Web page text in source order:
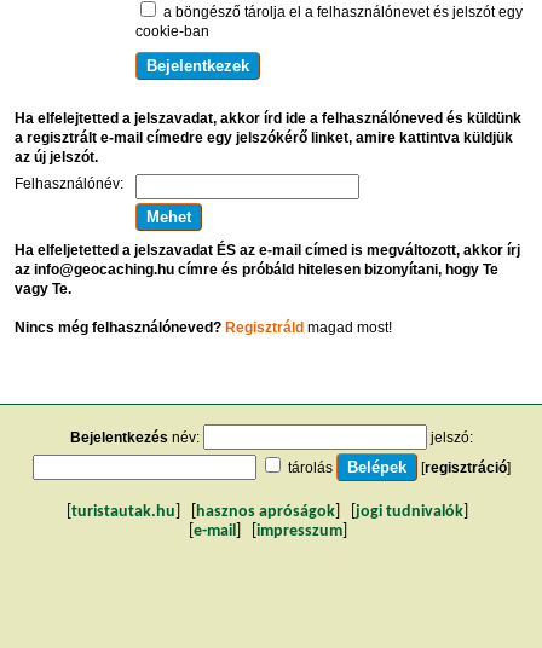
a böngésző tárolja el a felhasználónevet és jelszót egy
cookie-ban
Ha elfelejtetted a jelszavadat, akkor írd ide a felhasználóneved és küldünk
a regisztrált e-mail címedre egy jelszókérő linket, amire kattintva küldjük
az új jelszót.
Felhasználónév:
Ha elfeljetetted a jelszavadat ÉS az e-mail címed is megváltozott, akkor írj
az info@geocaching.hu címre és próbáld hitelesen bizonyítani, hogy Te
vagy Te.
Nincs még felhasználóneved? Regisztráldmagad most!
Bejelentkezés név:
jelszó:
tárolás
[regisztráció]
turistautak.hu hasznos apróságok jogi tudnivalók
e-mail impresszum]